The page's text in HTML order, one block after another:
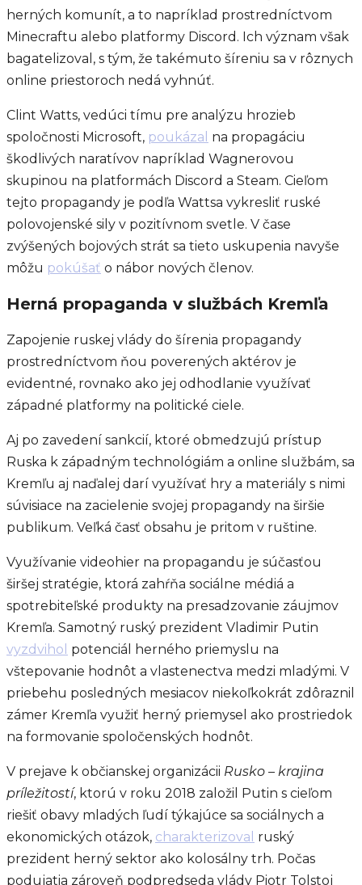
herných komunít, a to napríklad prostredníctvom
Minecraftu alebo platformy Discord. Ich význam však
bagatelizoval, s tým, že takémuto šíreniu sa v rôznych
online priestoroch nedá vyhnúť.
Clint Watts, vedúci tímu pre analýzu hrozieb
spoločnosti Microsoft, poukázal na propagáciu
škodlivých naratívov napríklad Wagnerovou
skupinou na platformách Discord a Steam. Cieľom
tejto propagandy je podľa Wattsa vykresliť ruské
polovojenské sily v pozitívnom svetle. V čase
zvýšených bojových strát sa tieto uskupenia navyše
môžu pokúšať o nábor nových členov.
Herná propaganda v službách Kremľa
Zapojenie ruskej vlády do šírenia propagandy
prostredníctvom ňou poverených aktérov je
evidentné, rovnako ako jej odhodlanie využívať
západné platformy na politické ciele.
Aj po zavedení sankcií, ktoré obmedzujú prístup
Ruska k západným technológiám a online službám, sa
Kremľu aj naďalej darí využívať hry a materiály s nimi
súvisiace na zacielenie svojej propagandy na širšie
publikum. Veľká časť obsahu je pritom v ruštine.
Využívanie videohier na propagandu je súčasťou
širšej stratégie, ktorá zahŕňa sociálne médiá a
spotrebiteľské produkty na presadzovanie záujmov
Kremľa. Samotný ruský prezident Vladimir Putin
vyzdvihol potenciál herného priemyslu na
vštepovanie hodnôt a vlastenectva medzi mladými. V
priebehu posledných mesiacov niekoľkokrát zdôraznil
zámer Kremľa využiť herný priemysel ako prostriedok
na formovanie spoločenských hodnôt.
V prejave k občianskej organizácii Rusko – krajina
príležitostí, ktorú v roku 2018 založil Putin s cieľom
riešiť obavy mladých ľudí týkajúce sa sociálnych a
ekonomických otázok, charakterizoval ruský
prezident herný sektor ako kolosálny trh. Počas
podujatia zároveň podpredseda vlády Piotr Tolstoj